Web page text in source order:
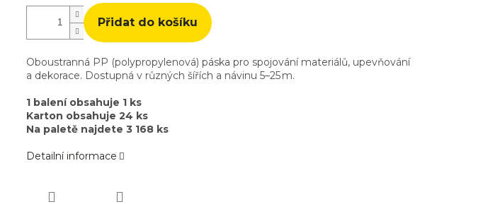
Přidat do košíku
Oboustranná PP (polypropylenová) páska pro spojování materiálů, upevňování
a dekorace. Dostupná v různých šířích a návinu 5–25 m.
1 balení obsahuje 1 ks
Karton obsahuje 24 ks
Na paletě najdete 3 168 ks
Detailní informace